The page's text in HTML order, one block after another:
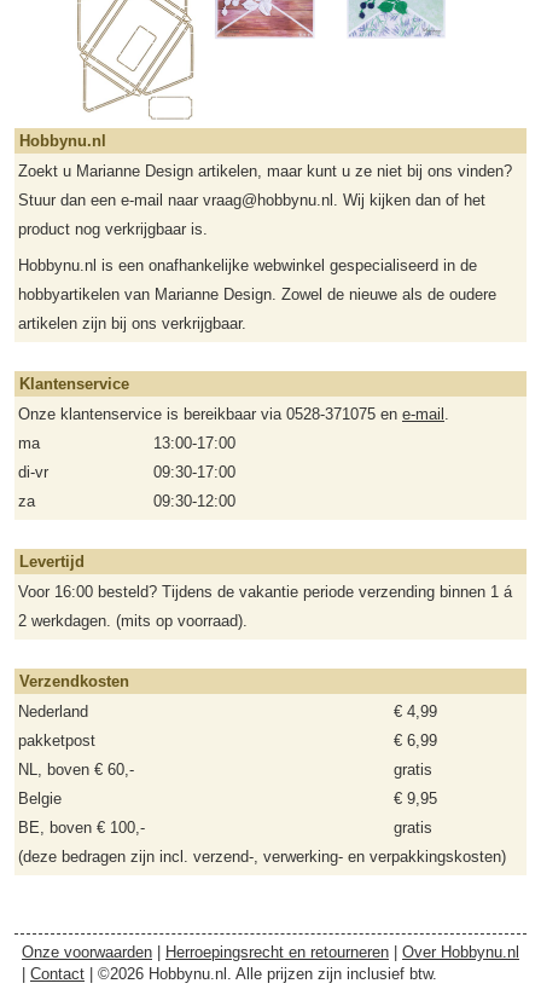
Hobbynu.nl
Zoekt u Marianne Design artikelen, maar kunt u ze niet bij ons vinden?
Stuur dan een e-mail naar vraag@hobbynu.nl. Wij kijken dan of het
product nog verkrijgbaar is.
Hobbynu.nl is een onafhankelijke webwinkel gespecialiseerd in de
hobbyartikelen van Marianne Design. Zowel de nieuwe als de oudere
artikelen zijn bij ons verkrijgbaar.
Klantenservice
Onze klantenservice is bereikbaar via 0528-371075 en e-mail
ma
13:00-17:00
di-vr
09:30-17:00
za
09:30-12:00
Levertijd
Voor 16:00 besteld? Tijdens de vakantie periode verzending binnen 1 á
2 werkdagen. (mits op voorraad).
Verzendkosten
Nederland
€ 4,99
pakketpost
€ 6,99
NL, boven € 60,-
gratis
Belgie
€ 9,95
BE, boven € 100,-
gratis
(deze bedragen zijn incl. verzend-, verwerking- en verpakkingskosten)
Onze voorwaarden Herroepingsrecht en retourneren
Over Hobbynu.nl
Contact | ©2026 Hobbynu.nl. Alle prijzen zijn inclusief btw.